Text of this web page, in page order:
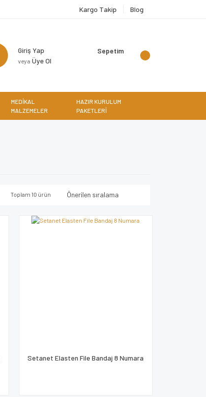
Kargo Takip Blog
Giriş Yap
veya Üye Ol
Sepetim
MEDİKAL
MALZEMELER
HAZIR KURULUM
PAKETLERİ
Toplam 10 ürün
Setanet Elasten File Bandaj 8 Numara